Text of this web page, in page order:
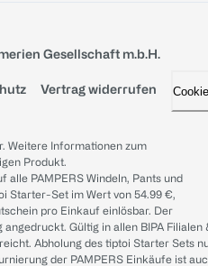
Gesellschaft m.b.H.
Vertrag widerrufen
Weitere Informationen zum
Produkt.
alle PAMPERS Windeln, Pants und
Starter-Set im Wert von 54.99 €,
pro Einkauf einlösbar. Der
Gültig in allen BIPA Filialen
Abholung des tiptoi Starter Sets
der PAMPERS Einkäufe ist